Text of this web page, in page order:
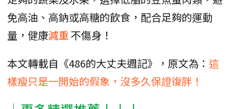
免高油、高鈉或高糖的飲食，配合足夠的運動
量，健康減重不傷身！
本文轉載自《486的大丈夫週記》，原文為： 這
樣瘦只是一開始的假象，沒多久保證復胖！